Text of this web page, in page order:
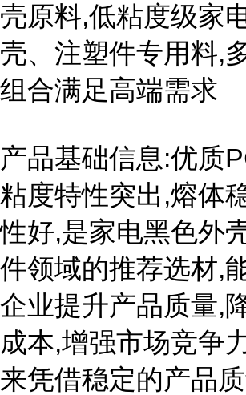
壳原料,低粘度级家
壳、注塑件专用料,
组合满足高端需求
产品基础信息:优质
粘度特性突出,熔体
性好,是家电黑色外
件领域的推荐选材,
企业提升产品质量,
成本,增强市场竞争
来凭借稳定的产品